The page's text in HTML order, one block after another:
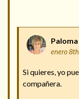
Paloma
enero
Si quieres, yo
compañera.